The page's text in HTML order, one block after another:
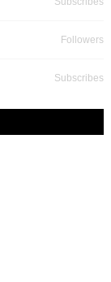
Followers
Subscribes